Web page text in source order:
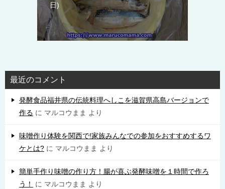
日
最近のコメント
発酵食品福井県の伝統料理へしこを滋賀県高島バージョンで
作る に マルコウまま より
味噌作り体験を関西で!家族みんなでの参加をおすすめするワ
ケとは? に マルコウまま より
簡単手作り味噌の作り方！腸が喜ぶ発酵味噌を１時間で作ろ
う！
に マルコウまま より